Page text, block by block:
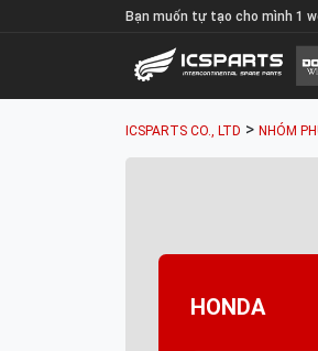
Bạn muốn tự tạo cho mình 1
ICSPARTS CO., LTD > NHÓM
HONDA